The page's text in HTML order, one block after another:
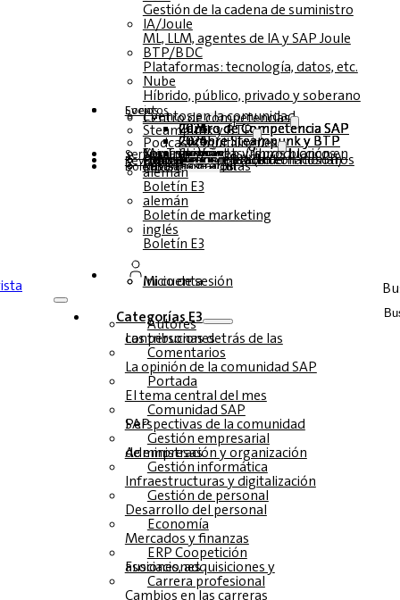
Gestión de la cadena de suministro
IA/Joule
ML, LLM, agentes de IA y SAP Joule
BTP/BDC
Plataformas: tecnología, datos, etc.
Nube
Híbrido, público, privado y soberano
Socios
Eventos
Eventos en la comunidad
Centro de competencias
Centro de Competencia SAP 2026
Centro de Competencia SAP 2025
Centro de Competencia SAP 2024
Centro de Competencia SAP 2023
Steampunk y BTP
Cumbre Steampunk y BTP 2026
Cumbre Steampunk y BTP 2025,
Cumbre Steampunk y BTP 2024
Podcasts multilingües
alemán
inglés
español
francés
Mesas redondas (reproducción en YouTube)
Seminarios web y libros blancos
Servicio
Formularios
Póngase en contacto con nosotros
Datos de los medios de comunicación DACH
Dossier de prensa (Internacional)
Revistasuscríbase aquí
para abonados
Revistas gratuitas
Boletínalemán
Boletín E3
alemán
Boletín de marketing
inglés
Boletín E3
Inicio de sesión
Mi cuenta
Categorías E3
Autores
Las personas detrás de las contribuciones
Comentarios
La opinión de la comunidad SAP
Portada
El tema central del mes
Comunidad SAP
Perspectivas de la comunidad SAP
Gestión empresarial
Administración y organización de empresas
Gestión informática
Infraestructuras y digitalización
Gestión de personal
Desarrollo del personal
Economía
Mercados y finanzas
ERP Coopetición
Fusiones, adquisiciones y asociaciones
Carrera profesional
Cambios en las carreras